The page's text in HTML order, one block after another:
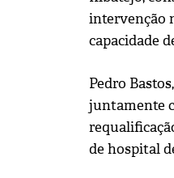
intervenção
capacidade
Pedro
juntamente
de hospital